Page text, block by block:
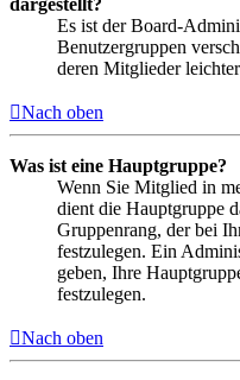
dargestellt?
Es ist der Board-
Benutzergruppen
deren Mitglieder
Nach oben
Was ist eine Hauptgruppe?
Wenn Sie Mitglied in
dient die Hauptgruppe
Gruppenrang, der bei
festzulegen. Ein
geben, Ihre
festzulegen.
Nach oben